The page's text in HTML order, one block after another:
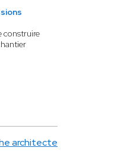
construire
architecte